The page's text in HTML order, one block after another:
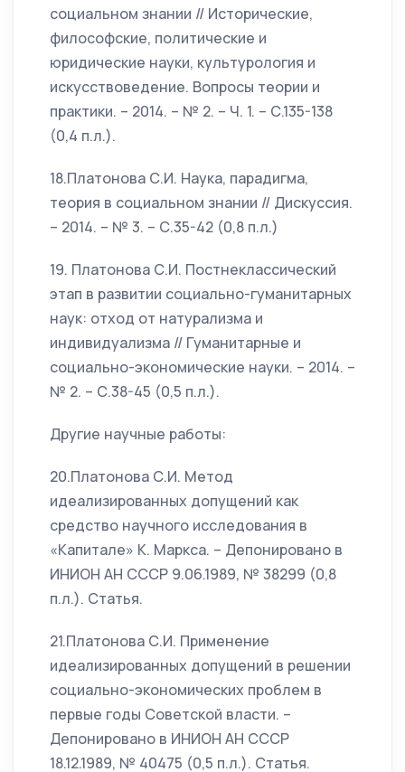
социальном знании // Исторические,
философские, политические и
юридические науки, культурология и
искусствоведение. Вопросы теории и
практики. – 2014. – № 2. – Ч. 1. – С.135-138
(0,4 п.л.).
18.Платонова С.И. Наука, парадигма,
теория в социальном знании // Дискуссия.
– 2014. – № 3. – С.35-42 (0,8 п.л.)
19. Платонова С.И. Постнеклассический
этап в развитии социально-гуманитарных
наук: отход от натурализма и
индивидуализма // Гуманитарные и
социально-экономические науки. – 2014. –
№ 2. – С.38-45 (0,5 п.л.).
Другие научные работы:
20.Платонова С.И. Метод
идеализированных допущений как
средство научного исследования в
«Капитале» К. Маркса. – Депонировано в
ИНИОН АН СССР 9.06.1989, № 38299 (0,8
п.л.). Статья.
21.Платонова С.И. Применение
идеализированных допущений в решении
социально-экономических проблем в
первые годы Советской власти. –
Депонировано в ИНИОН АН СССР
18.12.1989, № 40475 (0,5 п.л.). Статья.